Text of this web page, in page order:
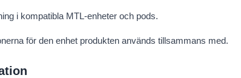
i kompatibla MTL-enheter och pods.
för den enhet produkten används tillsammans med.